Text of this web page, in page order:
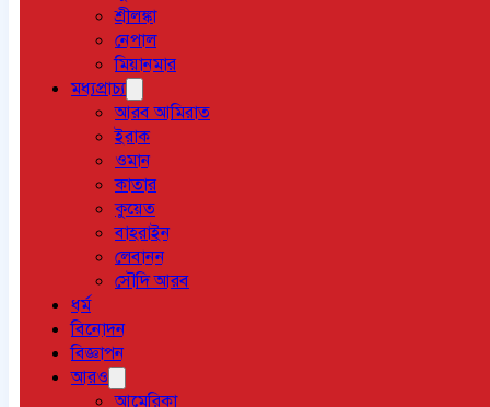
শ্রীলঙ্কা
নেপাল
মিয়ানমার
মধ্যপ্রাচ্য
আরব আমিরাত
ইরাক
ওমান
কাতার
কুয়েত
বাহরাইন
লেবানন
সৌদি আরব
ধর্ম
বিনোদন
বিজ্ঞাপন
আরও
আমেরিকা